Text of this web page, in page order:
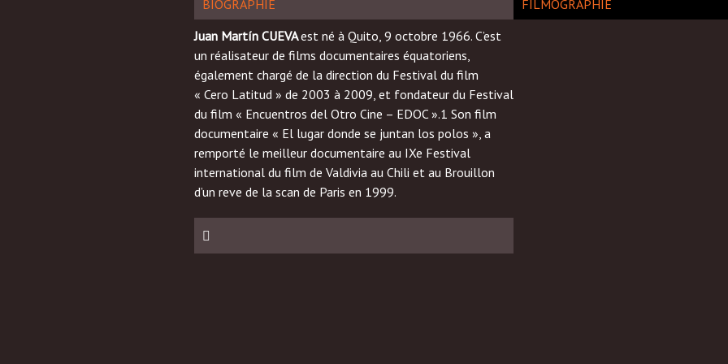
BIOGRAPHIE
Juan Martín CUEVAest né à Quito, 9 octobre 1966. C’est
un réalisateur de films documentaires équatoriens,
également chargé de la direction du Festival du film
« Cero Latitud » de 2003 à 2009, et fondateur du Festival
du film « Encuentros del Otro Cine – EDOC ».1 Son film
documentaire « El lugar donde se juntan los polos », a
remporté le meilleur documentaire au IXe Festival
international du film de Valdivia au Chili et au Brouillon
d’un reve de la scan de Paris en 1999.
FILMOGRAPHIE